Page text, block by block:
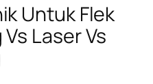
Untuk Flek
Laser Vs